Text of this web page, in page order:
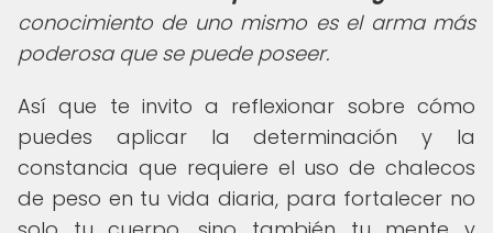
conocimiento de uno mismo es el arma más
poderosa que se puede poseer.
Así que te invito a reflexionar sobre cómo
puedes aplicar la determinación y la
constancia que requiere el uso de chalecos
de peso en tu vida diaria, para fortalecer no